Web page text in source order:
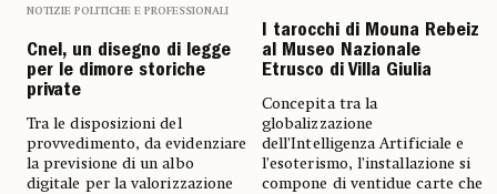
NOTIZIE POLITICHE E PROFESSIONALI
Cnel, un disegno di legge
per le dimore storiche
private
Tra le disposizioni del
provvedimento, da evidenziare
la previsione di un albo
digitale per la valorizzazione
I tarocchi di Mouna Rebeiz
al Museo Nazionale
Etrusco di Villa Giulia
Concepita tra la
globalizzazione
dell’Intelligenza Artificiale e
l’esoterismo, l’installazione si
compone di ventidue carte che